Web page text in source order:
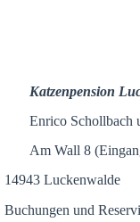
Katzenpension
Enrico Schollbach
Am Wall 8
14943 Luckenwalde
Buchungen und